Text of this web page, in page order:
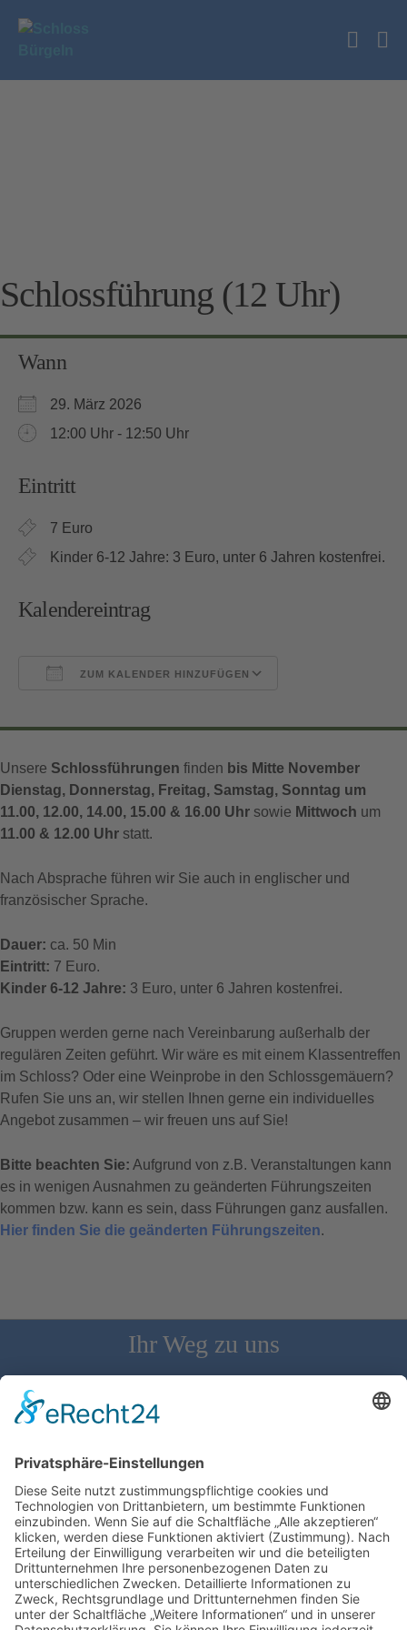
Inhalt
Schlossführung (12 Uhr)
Wann
29. März 2026
12:00 Uhr - 12:50 Uhr
Eintritt
7 Euro
Kinder 6-12 Jahre: 3 Euro, unter 6 Jahren kostenfrei.
Kalendereintrag
ZUM KALENDER HINZUFÜGEN
Unsere Schlossführungen finden bis Mitte November
Dienstag, Donnerstag, Freitag, Samstag, Sonntag um
11.00, 12.00, 14.00, 15.00 & 16.00 Uhr sowie Mittwoch um
11.00 & 12.00 Uhr statt.
Nach Absprache führen wir Sie auch in englischer und
französischer Sprache.
Dauer: ca. 50 Min
Eintritt: 7 Euro.
Kinder 6-12 Jahre: 3 Euro, unter 6 Jahren kostenfrei.
Gruppen werden gerne nach Vereinbarung außerhalb der
regulären Zeiten geführt. Wir wäre es mit einem Klassentreffen
im Schloss? Oder eine Weinprobe in den Schlossgemäuern?
Rufen Sie uns an, wir stellen Ihnen gerne ein individuelles
Angebot zusammen – wir freuen uns auf Sie!
Bitte beachten Sie: Aufgrund von z.B. Veranstaltungen kann
es in wenigen Ausnahmen zu geänderten Führungszeiten
kommen bzw. kann es sein, dass Führungen ganz ausfallen.
Hier finden Sie die geänderten Führungszeiten.
Ihr Weg zu uns
Schloss Bürgeln, 79418 Schliengen | Telefon: 07626/237 | E-
Mail: direktion@schlossbuergeln.de
Wir benötigen Ihre Zustimmung, um den
Google Maps-Service zu laden!
Wir verwenden einen Service eines
Drittanbieters, um Karteninhalte einzubetten.
Dieser Service kann Daten zu Ihren Aktivitäten
sammeln. Bitte lesen Sie die Details durch und
stimmen Sie der Nutzung des Service zu, um